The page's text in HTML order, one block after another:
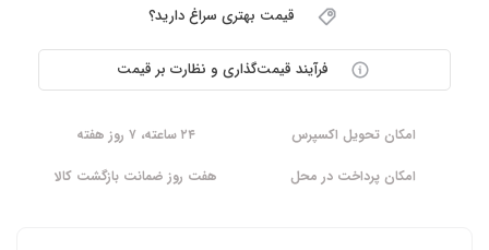
قیمت بهتری سراغ دارید؟
فرآیند قیمت‌گذاری و نظارت بر قیمت
امکان تحویل اکسپرس
۲۴ ساعته، ۷ روز هفته
امکان پرداخت در محل
هفت روز ضمانت بازگشت کالا